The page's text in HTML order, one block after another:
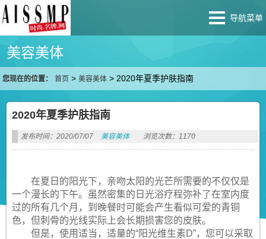
导航菜单
美容美体
您现在的位置： 首页 >美容美体 > 2020年夏季护肤指南
2020年夏季护肤指南
发布时间：2020/07/07 美容美体 浏览次数：1170
在夏日的阳光下，亲吻太阳的光芒所需要的不仅仅是
一个漫长的下午。虽然密集的日光浴疗程弥补了在室内度
过的所有几个月，到晚餐时可能会产生看似可爱的青铜
色，但刺骨的光线实际上会长期损害您的皮肤。
但是，使用适当，适量的“阳光维生素D”，您可以采取